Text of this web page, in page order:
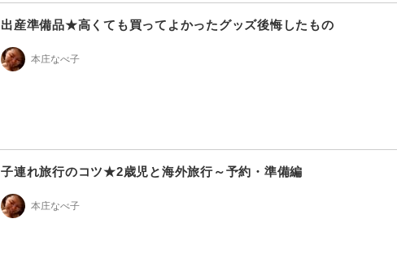
出産準備品★高くても買ってよかったグッズ後悔したもの
本庄なべ子
子連れ旅行のコツ★2歳児と海外旅行～予約・準備編
本庄なべ子